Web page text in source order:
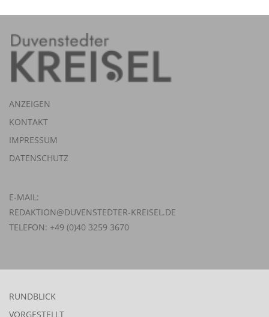
ANZEIGEN
KONTAKT
IMPRESSUM
DATENSCHUTZ
E-MAIL:
REDAKTION@DUVENSTEDTER-KREISEL.DE
TELEFON: +49 (0)40 3259 3670
RUNDBLICK
VORGESTELLT